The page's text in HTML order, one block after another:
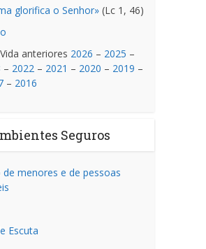
glorifica o Senhor» (Lc 1, 46)
anteriores 2026 – 2025 –
– 2022 – 2021 – 2020 – 2019 –
– 2016
Seguros
de menores e de pessoas
Escuta